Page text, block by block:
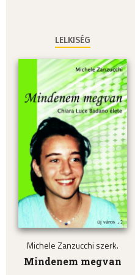
LELKISÉG
Michele Zanzucchi szerk.
Mindenem megvan